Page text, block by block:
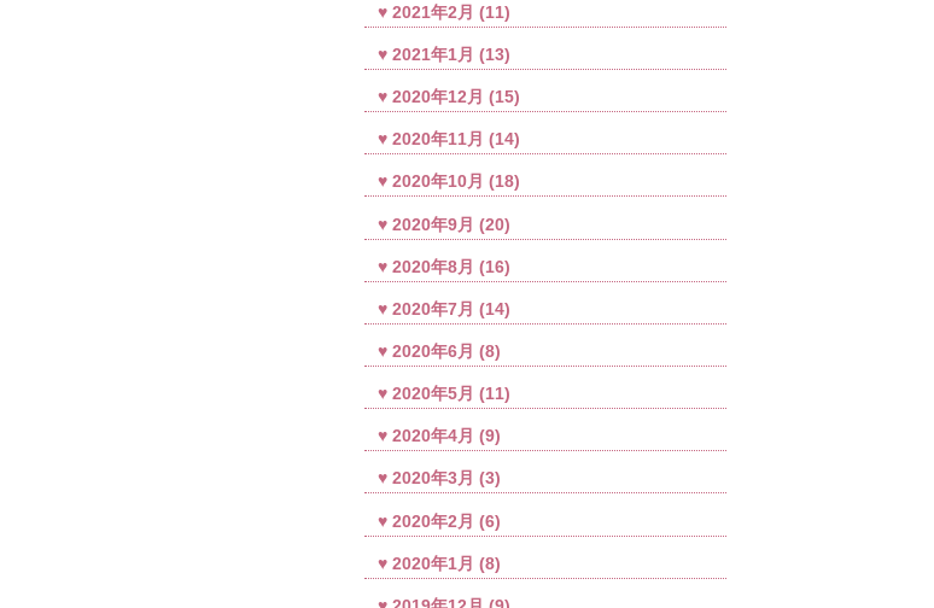
2021年2月 (11)
2021年1月 (13)
2020年12月 (15)
2020年11月 (14)
2020年10月 (18)
2020年9月 (20)
2020年8月 (16)
2020年7月 (14)
2020年6月 (8)
2020年5月 (11)
2020年4月 (9)
2020年3月 (3)
2020年2月 (6)
2020年1月 (8)